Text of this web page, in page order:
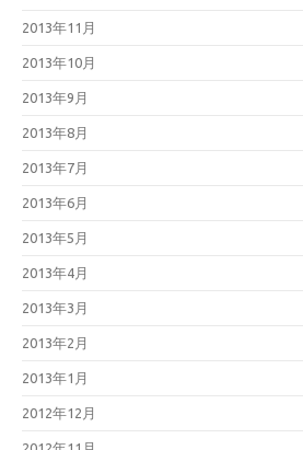
2013年11月
2013年10月
2013年9月
2013年8月
2013年7月
2013年6月
2013年5月
2013年4月
2013年3月
2013年2月
2013年1月
2012年12月